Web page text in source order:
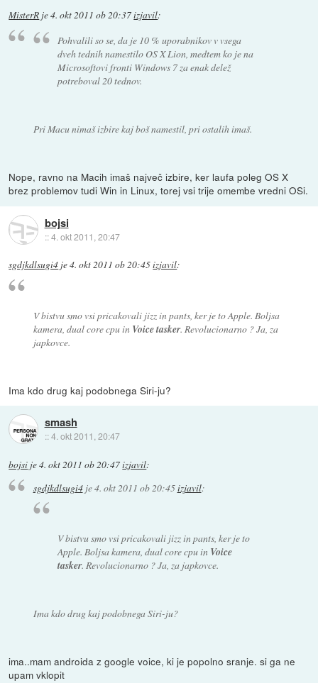
MisterR je4. okt 2011 ob 20:37izjavil:
Pohvalili so se, da je 10 % uporabnikov v vsega
dveh tednih namestilo OS X Lion, medtem ko je na
Microsoftovi fronti Windows 7 za enak delež
potreboval 20 tednov.
Pri Macu nimaš izbire kaj boš namestil, pri ostalih imaš.
Nope, ravno na Macih imaš največ izbire, ker laufa poleg OS X
brez problemov tudi Win in Linux, torej vsi trije omembe vredni OSi.
bojsi
::4. okt 2011, 20:47
sgdjkdlsugi4 je4. okt 2011 ob 20:45izjavil:
V bistvu smo vsi pricakovali jizz in pants, ker je to Apple. Boljsa
kamera, dual core cpu in Voice tasker. Revolucionarno ? Ja, za
japkovce.
Ima kdo drug kaj podobnega Siri-ju?
smash
::4. okt 2011, 20:47
bojsi je4. okt 2011 ob 20:47izjavil:
sgdjkdlsugi4je4. okt 2011 ob 20:45izjavil:
V bistvu smo vsi pricakovali jizz in pants, ker je to
Apple. Boljsa kamera, dual core cpu in Voice
tasker. Revolucionarno ? Ja, za japkovce.
Ima kdo drug kaj podobnega Siri-ju?
ima..mam androida z google voice, ki je popolno sranje. si ga ne
upam vklopit